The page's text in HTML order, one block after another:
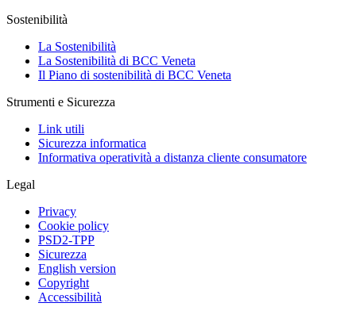
Sostenibilità
La Sostenibilità
La Sostenibilità di BCC Veneta
Il Piano di sostenibilità di BCC Veneta
Strumenti e Sicurezza
Link utili
Sicurezza informatica
Informativa operatività a distanza cliente consumatore
Legal
Privacy
Cookie policy
PSD2-TPP
Sicurezza
English version
Copyright
Accessibilità